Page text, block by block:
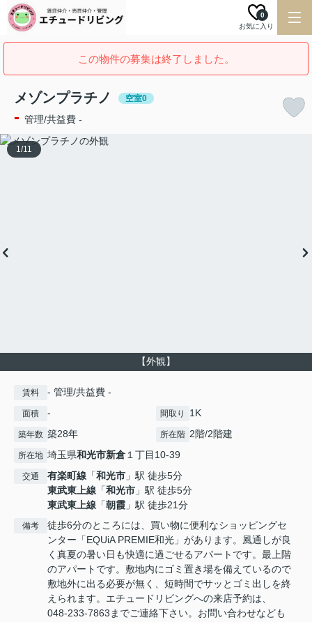
お気に入り
0
この物件の募集は終了しました。
メゾンプラチノ 空室0
- 管理/共益費 -
【外観】
1/11
賃料 - 管理/共益費 -
面積 - 間取り 1K
築年数 築28年 所在階 2階/2階建
所在地 埼玉県和光市新倉１丁目10-39
交通 有楽町線 「和光市 」駅 徒歩5分
東武東上線 「和光市 」駅 徒歩5分
東武東上線 「朝霞 」駅 徒歩21分
備考
徒歩6分のところには、買い物に便利なショッピングセ
ンター「EQUiA PREMIE和光」があります。風通しが良
く真夏の暑い日も快適に過ごせるアパートです。最上階
のアパートです。敷地内にゴミ置き場を備えているので
敷地外に出る必要が無く、短時間でサッとゴミ出しを終
えられます。エチュードリビングへの来店予約は、
048-233-7863までご連絡下さい。お問い合わせなども